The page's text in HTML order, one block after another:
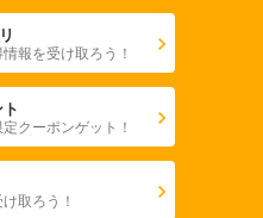
報を受け取ろう！
クーポンゲット！
取ろう！